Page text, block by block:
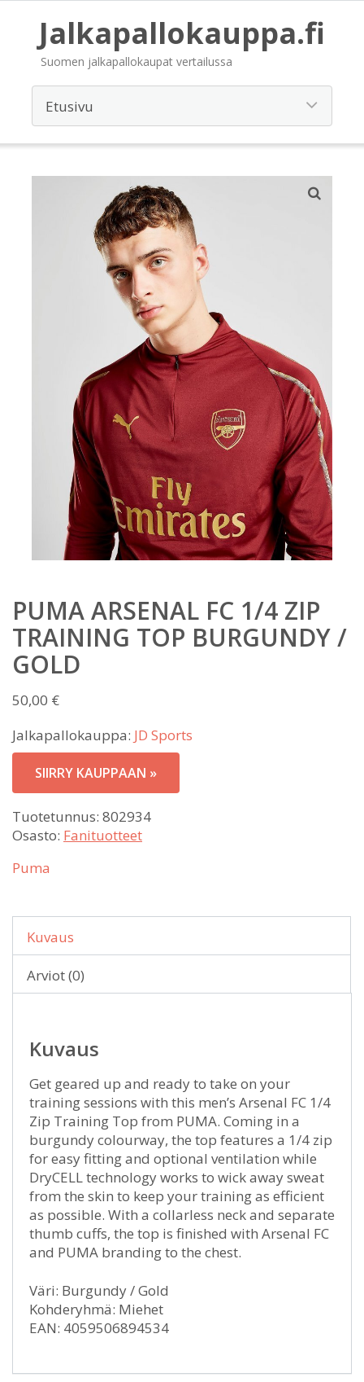
Jalkapallokauppa.fi
Suomen jalkapallokaupat vertailussa
PUMA ARSENAL FC 1/4 ZIP
TRAINING TOP BURGUNDY /
GOLD
50,00 €
Jalkapallokauppa: JD Sports
SIIRRY KAUPPAAN »
Tuotetunnus: 802934
Osasto: Fanituotteet
Puma
Kuvaus
Arviot (0)
Kuvaus
Get geared up and ready to take on your
training sessions with this men’s Arsenal FC 1/4
Zip Training Top from PUMA. Coming in a
burgundy colourway, the top features a 1/4 zip
for easy fitting and optional ventilation while
DryCELL technology works to wick away sweat
from the skin to keep your training as efficient
as possible. With a collarless neck and separate
thumb cuffs, the top is finished with Arsenal FC
and PUMA branding to the chest.
Väri: Burgundy / Gold
Kohderyhmä: Miehet
EAN: 4059506894534